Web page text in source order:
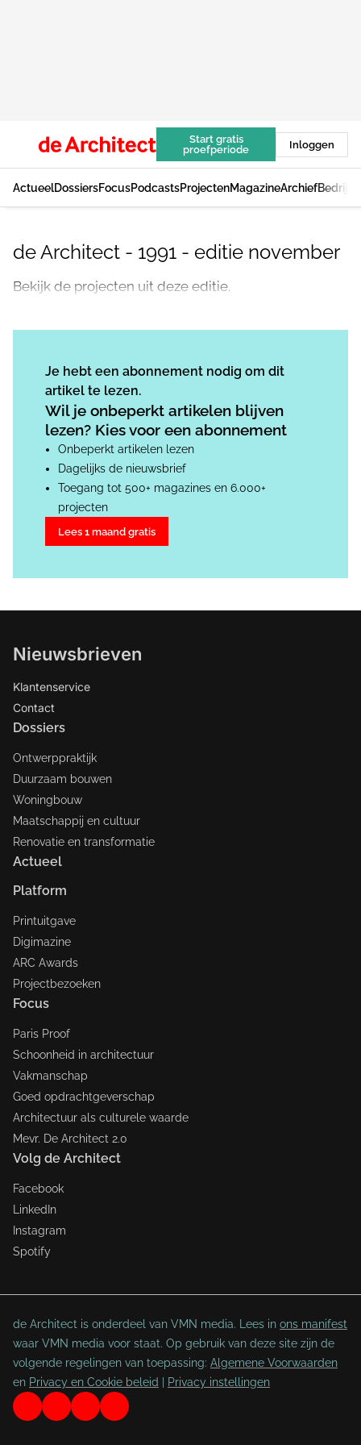
Start gratis
proefperiode
Inloggen
ActueelDossiersFocusPodcastsProjectenMagazineArchief
de Architect - 1991 - editie november
Bekijk de projecten uit deze editie.
Je hebt een abonnement nodig om dit
artikel te lezen.
Wil je onbeperkt artikelen blijven
lezen? Kies voor een abonnement
Onbeperkt artikelen lezen
Dagelijks de nieuwsbrief
Toegang tot 500+ magazines en 6.000+
projecten
Lees 1 maand gratis
Nieuwsbrieven
Klantenservice
Contact
Dossiers
Ontwerppraktijk
Duurzaam bouwen
Woningbouw
Maatschappij en cultuur
Renovatie en transformatie
Actueel
Platform
Printuitgave
Digimazine
ARC Awards
Projectbezoeken
Focus
Paris Proof
Schoonheid in architectuur
Vakmanschap
Goed opdrachtgeverschap
Architectuur als culturele waarde
Mevr. De Architect 2.0
Volg de Architect
Facebook
LinkedIn
Instagram
Spotify
de Architect is onderdeel van VMN media. Lees in ons manifest
waar VMN media voor staat. Op gebruik van deze site zijn de
volgende regelingen van toepassing: Algemene Voorwaarden
en Privacy en Cookie beleid Privacy instellingen